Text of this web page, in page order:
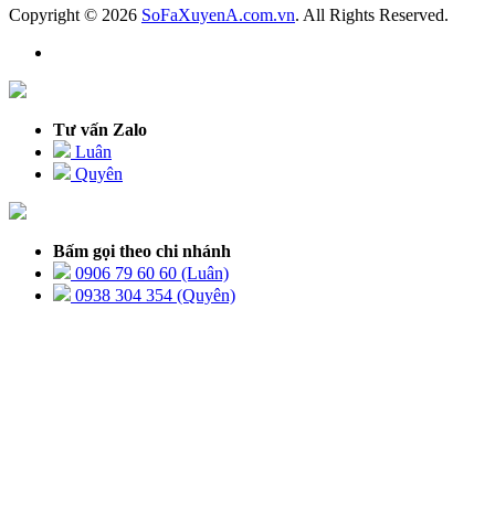
Copyright © 2026 SoFaXuyenA.com.vn. All Rights Reserved.
Tư vấn Zalo
Luân
Quyên
Bấm gọi theo chi nhánh
0906 79 60 60 (Luân)
0938 304 354 (Quyên)